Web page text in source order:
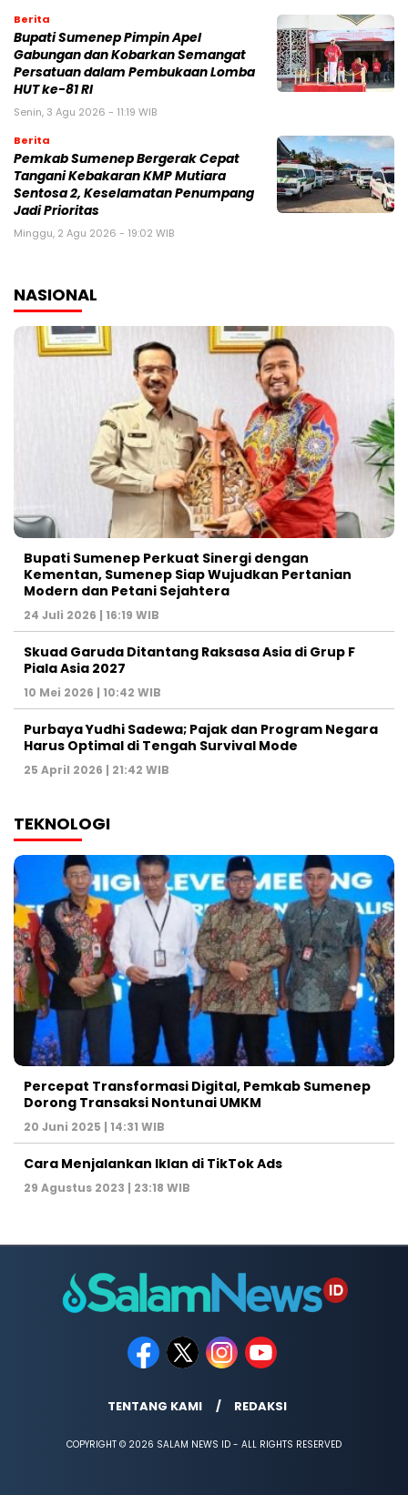
Berita
Bupati Sumenep Pimpin Apel
Gabungan dan Kobarkan Semangat
Persatuan dalam Pembukaan Lomba
HUT ke-81 RI
Senin, 3 Agu 2026 - 11:19 WIB
Berita
Pemkab Sumenep Bergerak Cepat
Tangani Kebakaran KMP Mutiara
Sentosa 2, Keselamatan Penumpang
Jadi Prioritas
Minggu, 2 Agu 2026 - 19:02 WIB
NASIONAL
Bupati Sumenep Perkuat Sinergi dengan
Kementan, Sumenep Siap Wujudkan Pertanian
Modern dan Petani Sejahtera
24 Juli 2026 | 16:19 WIB
Skuad Garuda Ditantang Raksasa Asia di Grup F
Piala Asia 2027
10 Mei 2026 | 10:42 WIB
Purbaya Yudhi Sadewa; Pajak dan Program Negara
Harus Optimal di Tengah Survival Mode
25 April 2026 | 21:42 WIB
TEKNOLOGI
Percepat Transformasi Digital, Pemkab Sumenep
Dorong Transaksi Nontunai UMKM
20 Juni 2025 | 14:31 WIB
Cara Menjalankan Iklan di TikTok Ads
29 Agustus 2023 | 23:18 WIB
TENTANG KAMI REDAKSI
COPYRIGHT © 2026 SALAM NEWS ID - ALL RIGHTS RESERVED